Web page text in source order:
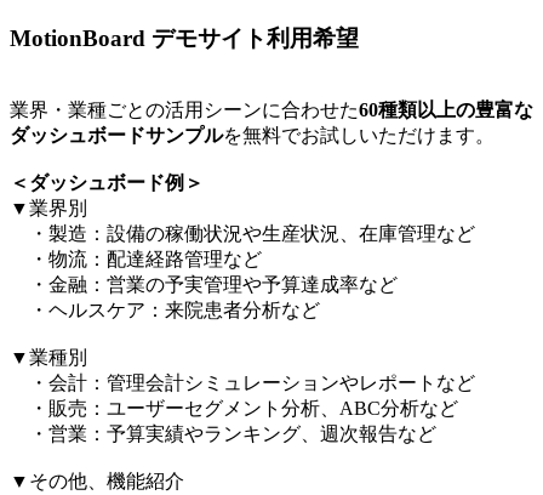
MotionBoard デモサイト利用希望
業界・業種ごとの活用シーンに合わせた60種類以上の豊富な
ダッシュボードサンプルを無料でお試しいただけます。​
＜ダッシュボード例＞​
▼業界別​
・製造：設備の稼働状況や生産状況、在庫管理など​
・物流：配達経路管理など​
・金融：営業の予実管理や予算達成率など​
・ヘルスケア：来院患者分析など​
▼業種別​
・会計：管理会計シミュレーションやレポートなど​
・販売：ユーザーセグメント分析、ABC分析など​
・営業：予算実績やランキング、週次報告など​
▼その他、機能紹介​